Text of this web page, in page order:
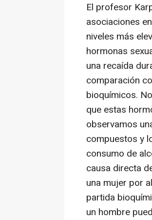
El profesor
asociaciones
niveles más
hormonas
una recaída
comparación
bioquímicos.
que estas
observamos
compuestos y
consumo de
causa directa
una mujer por
partida
un hombre